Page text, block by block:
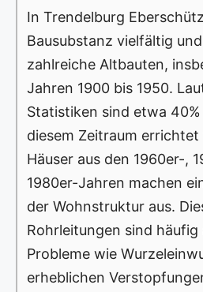
In Trendelburg
Bausubstanz vielfältig
zahlreiche Altbauten,
Jahren 1900 bis 1950.
Statistiken sind etwa
diesem Zeitraum
Häuser aus den 1960er-,
1980er-Jahren machen
der Wohnstruktur aus.
Rohrleitungen sind
Probleme wie
erheblichen